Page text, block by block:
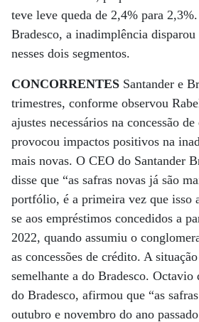
teve leve queda de 2,4% para
Bradesco, a inadimplência disparou
nesses dois segmentos.
CONCORRENTES Santander e
trimestres, conforme observou
ajustes necessários na concessão
provocou impactos positivos na
mais novas. O CEO do Santander
disse que “as safras novas já são
portfólio, é a primeira vez que isso
se aos empréstimos concedidos a
2022, quando assumiu o
as concessões de crédito. A
semelhante a do Bradesco. Octavio
do Bradesco, afirmou que “as
outubro e novembro do ano